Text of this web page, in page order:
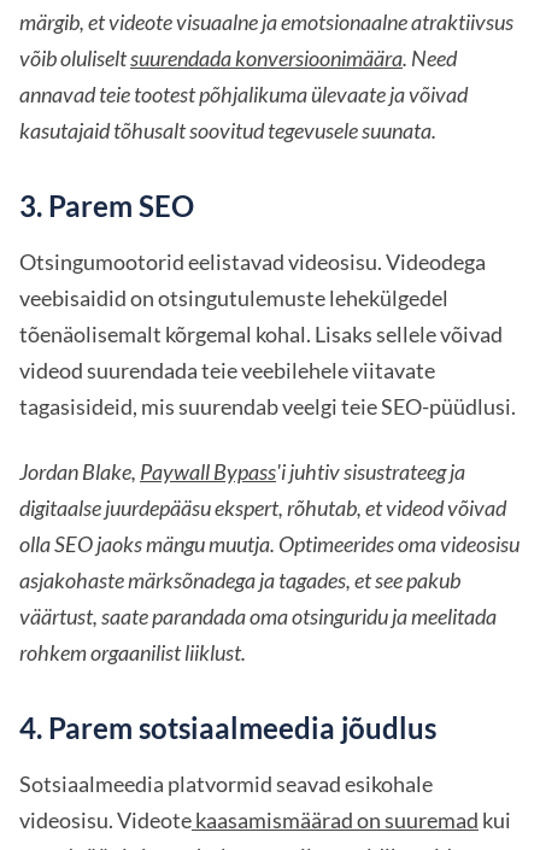
märgib, et videote visuaalne ja emotsionaalne atraktiivsus
võib oluliseltsuurendada konversioonimäära. Need
annavad teie tootest põhjalikuma ülevaate ja võivad
kasutajaid tõhusalt soovitud tegevusele suunata.
3. Parem SEO
Otsingumootorid eelistavad videosisu. Videodega
veebisaidid on otsingutulemuste lehekülgedel
tõenäolisemalt kõrgemal kohal. Lisaks sellele võivad
videod suurendada teie veebilehele viitavate
tagasisideid, mis suurendab veelgi teie SEO-püüdlusi.
Jordan Blake, Paywall Bypass'i juhtiv sisustrateeg ja
digitaalse juurdepääsu ekspert, rõhutab, et videod võivad
olla SEO jaoks mängu muutja. Optimeerides oma videosisu
asjakohaste märksõnadega ja tagades, et see pakub
väärtust, saate parandada oma otsinguridu ja meelitada
rohkem orgaanilist liiklust.
4. Parem sotsiaalmeedia jõudlus
Sotsiaalmeedia platvormid seavad esikohale
videosisu. Videotekaasamismäärad on suuremad kui